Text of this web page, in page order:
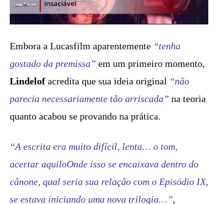
Embora a Lucasfilm aparentemente “tenha
gostado da premissa” em um primeiro momento,
Lindelof acredita que sua ideia original “não
parecia necessariamente tão arriscada” na teoria
quanto acabou se provando na prática.
“A escrita era muito difícil, lenta… o tom,
acertar aquiloOnde isso se encaixava dentro do
cânone, qual seria sua relação com o Episódio IX,
se estava iniciando uma nova trilogia…”,